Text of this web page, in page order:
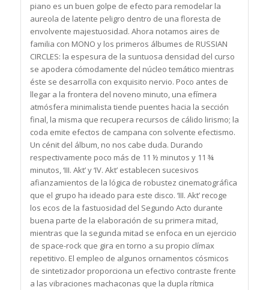
piano es un buen golpe de efecto para remodelar la
aureola de latente peligro dentro de una floresta de
envolvente majestuosidad. Ahora notamos aires de
familia con MONO y los primeros álbumes de RUSSIAN
CIRCLES: la espesura de la suntuosa densidad del curso
se apodera cómodamente del núcleo temático mientras
éste se desarrolla con exquisito nervio. Poco antes de
llegar a la frontera del noveno minuto, una efímera
atmósfera minimalista tiende puentes hacia la sección
final, la misma que recupera recursos de cálido lirismo; la
coda emite efectos de campana con solvente efectismo.
Un cénit del álbum, no nos cabe duda. Durando
respectivamente poco más de 11 ½ minutos y 11 ¾
minutos, ‘III. Akt’ y ‘IV. Akt’ establecen sucesivos
afianzamientos de la lógica de robustez cinematográfica
que el grupo ha ideado para este disco. ‘III. Akt’ recoge
los ecos de la fastuosidad del Segundo Acto durante
buena parte de la elaboración de su primera mitad,
mientras que la segunda mitad se enfoca en un ejercicio
de space-rock que gira en torno a su propio clímax
repetitivo. El empleo de algunos ornamentos cósmicos
de sintetizador proporciona un efectivo contraste frente
a las vibraciones machaconas que la dupla rítmica